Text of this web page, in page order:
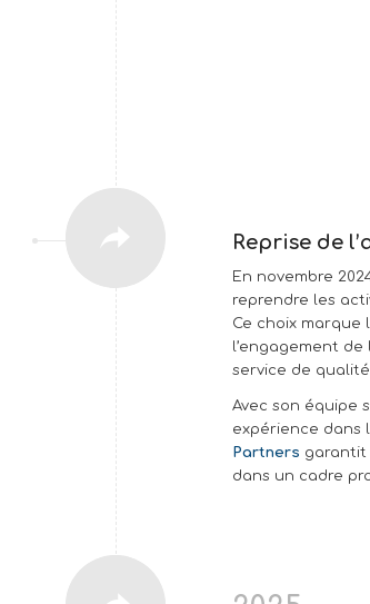
Reprise de
En novembre
reprendre les
Ce choix marque
l’engagement de
service de
Avec son équipe
expérience dans
Partners garantit
dans un cadre